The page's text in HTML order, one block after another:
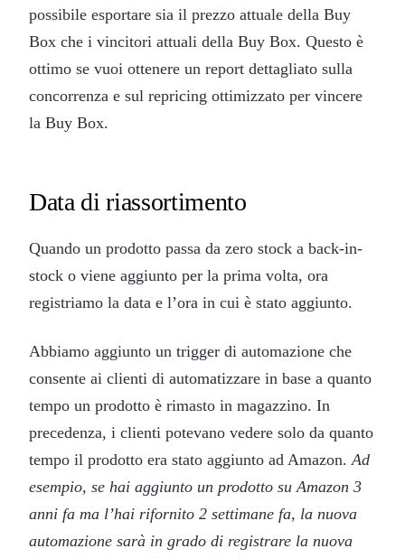
possibile esportare sia il prezzo attuale della Buy
Box che i vincitori attuali della Buy Box. Questo è
ottimo se vuoi ottenere un report dettagliato sulla
concorrenza e sul repricing ottimizzato per vincere
la Buy Box.
Data di riassortimento
Quando un prodotto passa da zero stock a back-in-
stock o viene aggiunto per la prima volta, ora
registriamo la data e l’ora in cui è stato aggiunto.
Abbiamo aggiunto un trigger di automazione che
consente ai clienti di automatizzare in base a quanto
tempo un prodotto è rimasto in magazzino. In
precedenza, i clienti potevano vedere solo da quanto
tempo il prodotto era stato aggiunto ad Amazon.Ad
esempio, se hai aggiunto un prodotto su Amazon 3
anni fa ma l’hai rifornito 2 settimane fa, la nuova
automazione sarà in grado di registrare la nuova